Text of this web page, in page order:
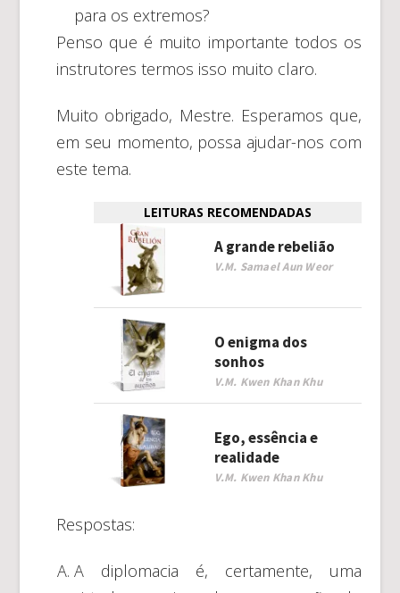
para os extremos?
Penso que é muito importante todos os
instrutores termos isso muito claro.
Muito obrigado, Mestre. Esperamos que,
em seu momento, possa ajudar-nos com
este tema.
LEITURAS RECOMENDADAS
A grande rebelião
V.M. Samael Aun Weor
O enigma dos
sonhos
V.M. Kwen Khan Khu
Ego, essência e
realidade
V.M. Kwen Khan Khu
Respostas:
A diplomacia é, certamente, uma